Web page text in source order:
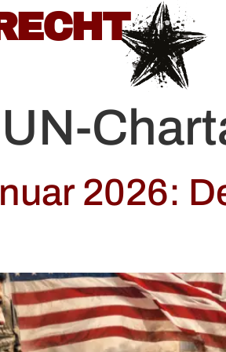
UN-
2026: